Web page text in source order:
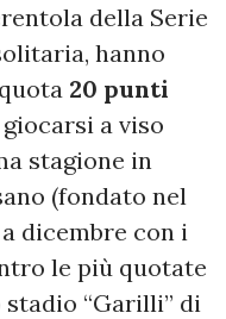
della Serie
hanno
20 punti
a viso
stagione in
(fondato nel
dicembre con i
le più quotate
stadio “Garilli” di